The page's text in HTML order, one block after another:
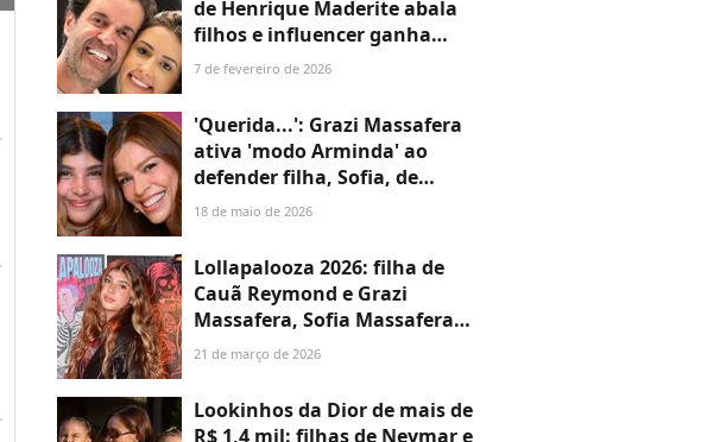
de Henrique Maderite abala
filhos e influencer ganha
homenagens de partir o
7 de fevereiro de 2026
'Querida...': Grazi Massafera
ativa 'modo Arminda' ao
defender filha, Sofia, de
alfinetada ácida por vídeo
18 de maio de 2026
Lollapalooza 2026: filha de
Cauã Reymond e Grazi
Massafera, Sofia Massafera
cai de escada e sofre
pose! Veja fotos!
21 de março de 2026
Lookinhos da Dior de mais de
R$ 1,4 mil: filhas de Neymar e